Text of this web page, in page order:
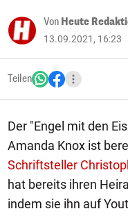
Von Heute
13.09.2021, 16:23
Teilen
Der "Engel mit den
Amanda Knox ist
Schriftsteller
hat bereits ihren
indem sie ihn auf